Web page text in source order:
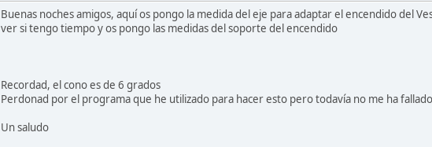
Buenas noches amigos, aquí os pongo la medida del eje para adaptar el encendido del
ver si tengo tiempo y os pongo las medidas del soporte del encendido
Recordad, el cono es de 6 grados
Perdonad por el programa que he utilizado para hacer esto pero todavía no me ha
Un saludo